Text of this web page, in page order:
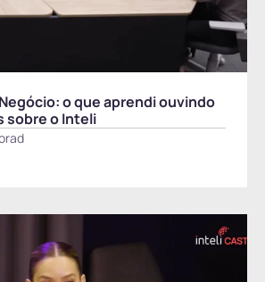
o que aprendi ouvindo
sobre o Inteli